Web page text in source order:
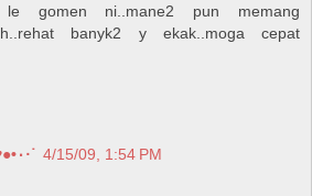
le gomen ni..mane2 pun memang
banyk2 y ekak..moga cepat
Ƹ̵̡Ӝ̵̨̄Ʒ tinieƸ̵̡Ӝ̵̨̄Ʒ ♥●•٠·˙ 4/15/09, 1:54 PM